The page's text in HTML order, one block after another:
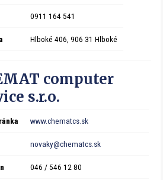
0911 164 541
Hlboké 406, 906 31 Hlboké
computer
s.r.o.
www.chematcs.sk
novaky@chematcs.sk
046 / 546 12 80